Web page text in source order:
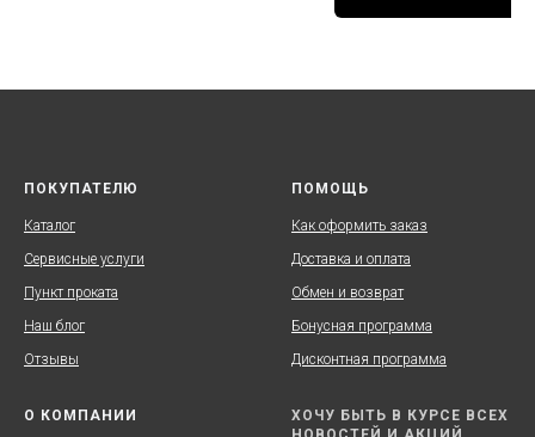
ПОКУПАТЕЛЮ
Каталог
Сервисные услуги
Пункт проката
Наш блог
Отзывы
ПОМОЩЬ
Как оформить заказ
Доставка и оплата
Обмен и возврат
Бонусная программа
Дисконтная программа
О КОМПАНИИ
ХОЧУ БЫТЬ В КУРСЕ ВСЕХ